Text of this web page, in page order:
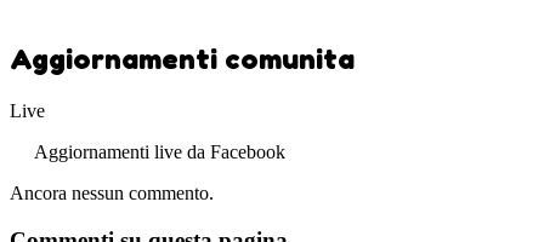
Aggiornamenti comunita
Live
Aggiornamenti live da Facebook
Ancora nessun commento.